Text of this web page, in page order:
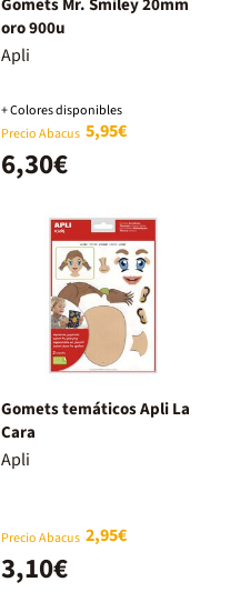
Gomets Mr. Smiley 20mm
oro 900u
Apli
+ Colores disponibles
Precio Abacus 5,95€
6,30€
Gomets temáticos Apli La
Cara
Apli
Precio Abacus 2,95€
3,10€